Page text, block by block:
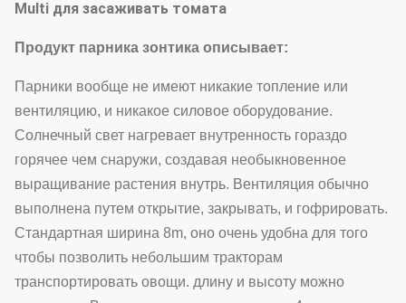
Multi для засаживать томата
Продукт парника зонтика описывает:
Парники вообще не имеют никакие топление или
вентиляцию, и никакое силовое оборудование.
Солнечный свет нагревает внутренность гораздо
горячее чем снаружи, создавая необыкновенное
выращивание растения внутрь. Вентиляция обычно
выполнена путем открытие, закрывать, и гофрировать.
Стандартная ширина 8m, оно очень удобна для того
чтобы позволить небольшим тракторам
транспортировать овощи. длину и высоту можно